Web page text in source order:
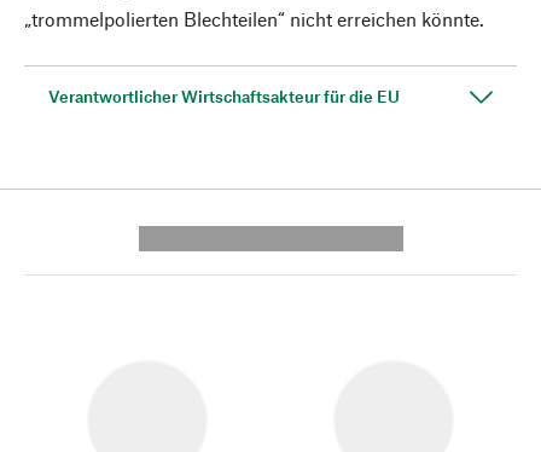
„trommelpolierten Blechteilen“ nicht erreichen könnte.
Verantwortlicher Wirtschaftsakteur für die EU